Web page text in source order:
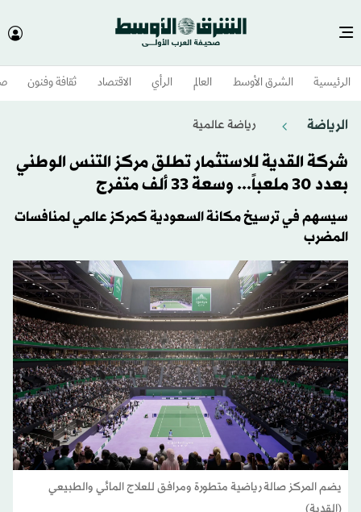
الرئيسية الشرق الأوسط​ العالم الرأي الاقتصاد ثقافة وفنون
الرياضة رياضة عالمية
شركة القدية للاستثمار تطلق مركز التنس الوطني
بعدد 30 ملعباً... وسعة 33 ألف متفرج
سيسهم في ترسيخ مكانة السعودية كمركز عالمي لمنافسات
المضرب
يضم المركز صالة رياضية متطورة ومرافق للعلاج المائي والطبيعي